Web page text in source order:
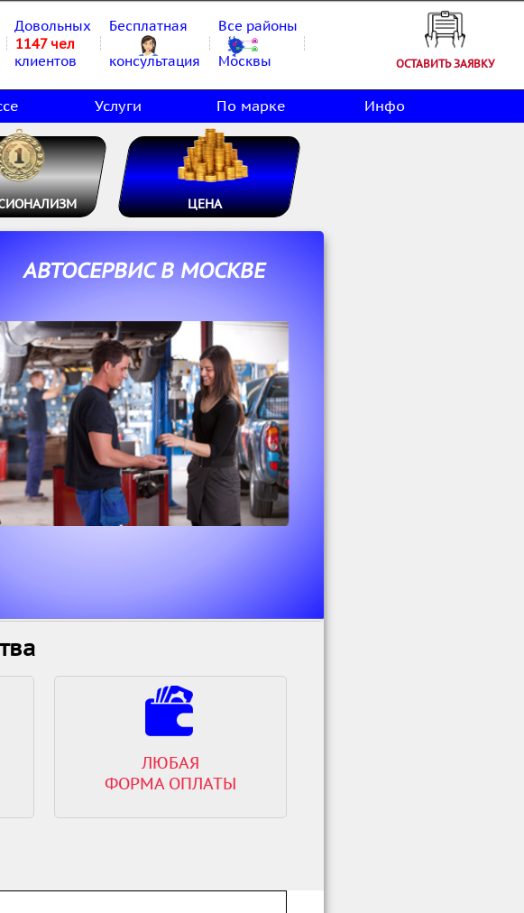
Довольных
клиентов
1147 чел
Бесплатная
консультация
Все районы
Москвы ОСТАВИТЬ ЗАЯВКУ
Услуги По марке Инфо
ЦЕНА
АВТОСЕРВИС В МОСКВЕ
ЛЮБАЯ
ФОРМА ОПЛАТЫ